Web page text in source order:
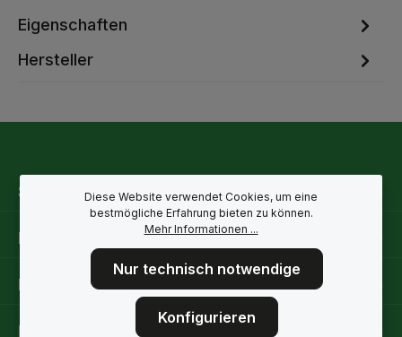
Eigenschaften
Hersteller
Service-Hotline
Rechtliche Hinweise
Informationen
Folge uns
Diese Website verwendet Cookies, um eine
bestmögliche Erfahrung bieten zu können.
Mehr Informationen ...
Nur technisch notwendige
Konfigurieren